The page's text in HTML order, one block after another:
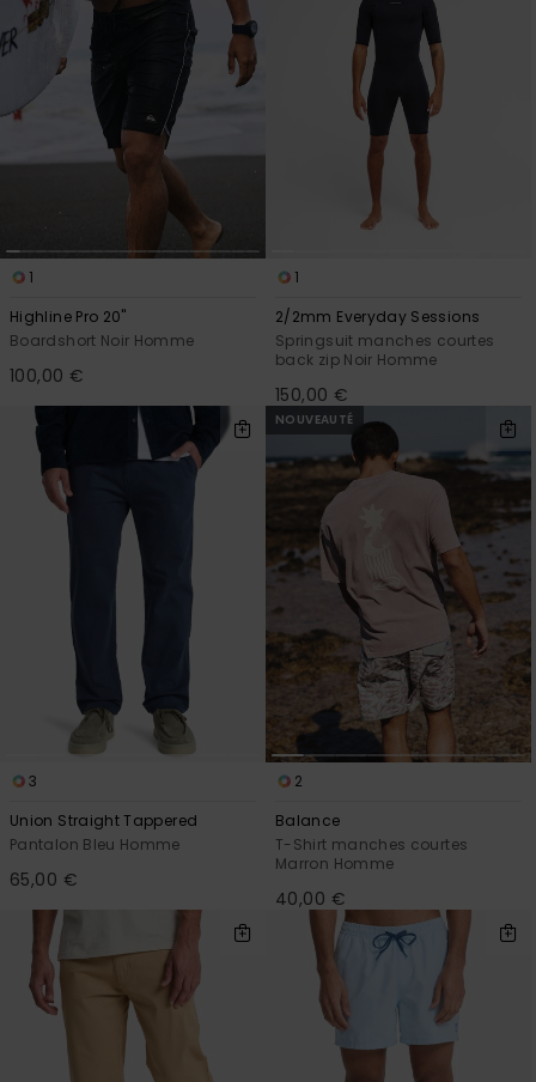
1
Highline Pro 20"
Boardshort Noir Homme
100,00 €
1
2/2mm Everyday Sessions
Springsuit manches courtes
back zip Noir Homme
150,00 €
3
Union Straight Tappered
Pantalon Bleu Homme
65,00 €
NOUVEAUTÉ
2
Balance
T-Shirt manches courtes
Marron Homme
40,00 €